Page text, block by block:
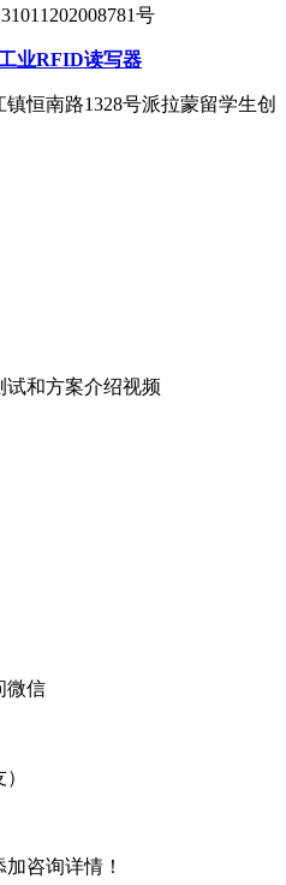
号
业RFID读写器
恒南路1328号派拉蒙留学生创
试和方案介绍视频
微信
咨询详情！